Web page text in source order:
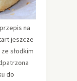
na
jeszcze
słodkim
do